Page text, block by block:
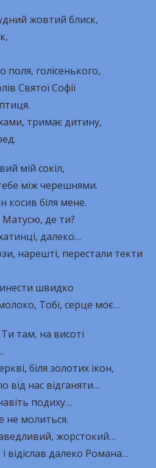
жовтий блиск,
поля, голісенького,
Святої Софії
тримає дитину,
мій сокіл,
між черешнями.
косив біля мене.
де ти?
далеко…
нарешті, перестали текти
швидко
Тобі, серце моє…
там, на висоті
біля золотих ікон,
від нас відганяти…
подиху…
не молиться.
жорстокий…
відіслав далеко Романа…